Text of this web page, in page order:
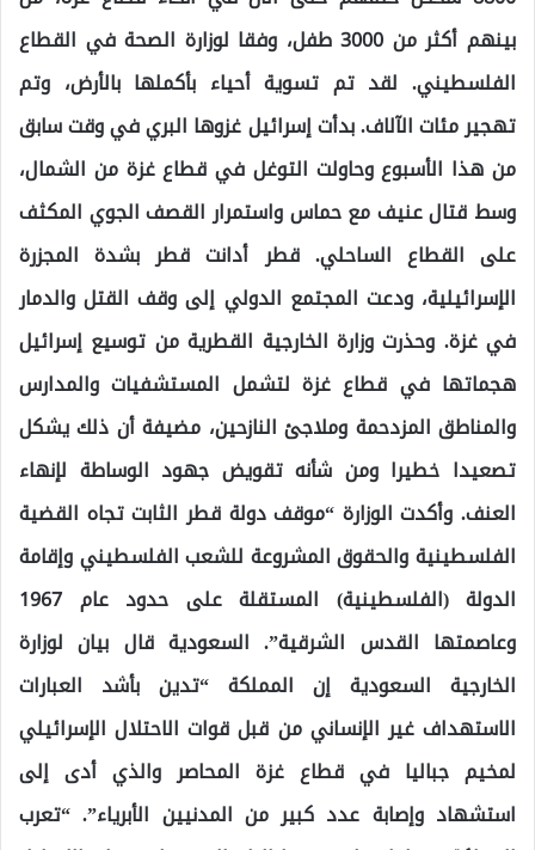
بينهم أكثر من 3000 طفل، وفقا لوزارة الصحة في القطاع
الفلسطيني. لقد تم تسوية أحياء بأكملها بالأرض، وتم
تهجير مئات الآلاف. بدأت إسرائيل غزوها البري في وقت سابق
من هذا الأسبوع وحاولت التوغل في قطاع غزة من الشمال،
وسط قتال عنيف مع حماس واستمرار القصف الجوي المكثف
على القطاع الساحلي. قطر أدانت قطر بشدة المجزرة
الإسرائيلية، ودعت المجتمع الدولي إلى وقف القتل والدمار
في غزة. وحذرت وزارة الخارجية القطرية من توسيع إسرائيل
هجماتها في قطاع غزة لتشمل المستشفيات والمدارس
والمناطق المزدحمة وملاجئ النازحين، مضيفة أن ذلك يشكل
تصعيدا خطيرا ومن شأنه تقويض جهود الوساطة لإنهاء
العنف. وأكدت الوزارة “موقف دولة قطر الثابت تجاه القضية
الفلسطينية والحقوق المشروعة للشعب الفلسطيني وإقامة
الدولة (الفلسطينية) المستقلة على حدود عام 1967
وعاصمتها القدس الشرقية”. السعودية قال بيان لوزارة
الخارجية السعودية إن المملكة “تدين بأشد العبارات
الاستهداف غير الإنساني من قبل قوات الاحتلال الإسرائيلي
لمخيم جباليا في قطاع غزة المحاصر والذي أدى إلى
استشهاد وإصابة عدد كبير من المدنيين الأبرياء”. “تعرب